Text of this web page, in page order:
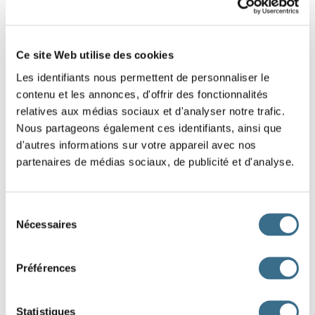
Ce site Web utilise des cookies
Les identifiants nous permettent de personnaliser le
contenu et les annonces, d'offrir des fonctionnalités
relatives aux médias sociaux et d'analyser notre trafic.
Nous partageons également ces identifiants, ainsi que
d'autres informations sur votre appareil avec nos
partenaires de médias sociaux, de publicité et d'analyse.
Nécessaires
Préférences
Statistiques
qu'il revienne